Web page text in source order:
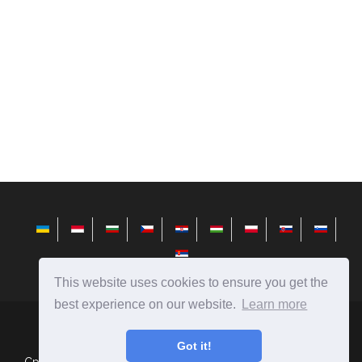
This website uses cookies to ensure you get the
best experience on our website.
Learn more
Got it!
bg.avktarget.com Ⓒ2026